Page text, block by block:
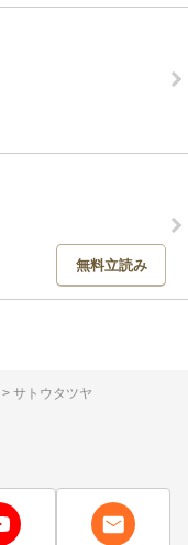
無料立読み
サトウタツヤ